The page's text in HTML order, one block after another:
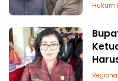
Hukum
Regional